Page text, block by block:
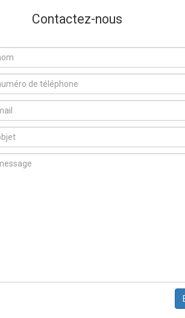
Contactez-nous